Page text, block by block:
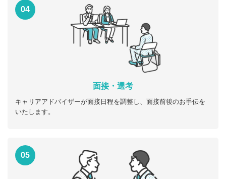
04
面接・選考
キャリアアドバイザーが面接日程を調整し、面接前後のお手伝を
いたします。
05